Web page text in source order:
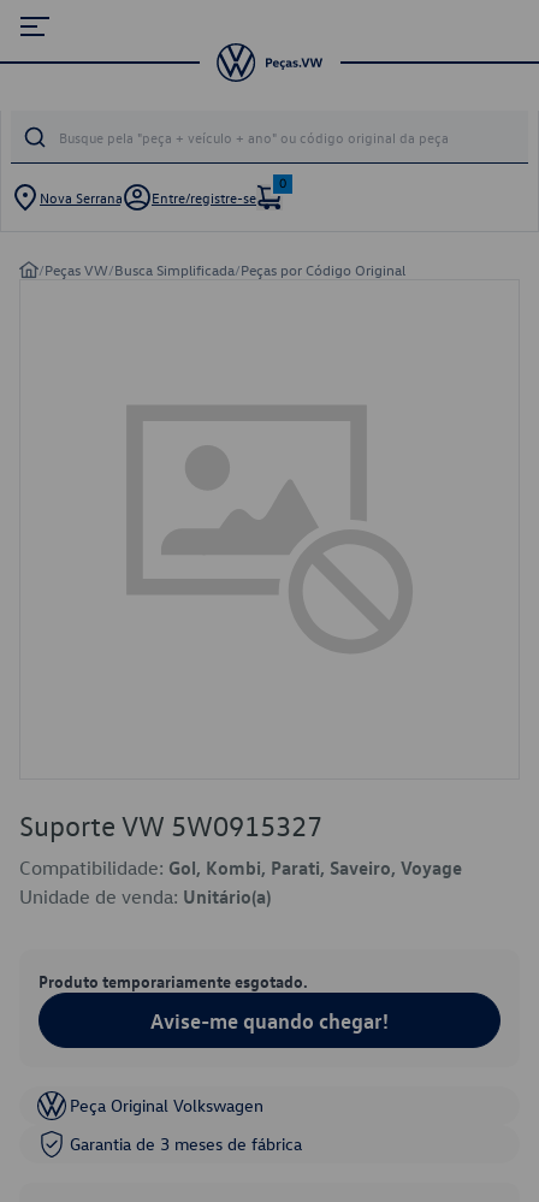
Nova Serrana Entre/registre-se
0
/Peças VW/Busca Simplificada/Peças por Código Original
Suporte VW 5W0915327
Compatibilidade: Gol, Kombi, Parati, Saveiro, Voyage
Unidade de venda: Unitário(a)
Produto temporariamente esgotado.
Avise-me quando chegar!
Peça Original Volkswagen
Garantia de 3 meses de fábrica